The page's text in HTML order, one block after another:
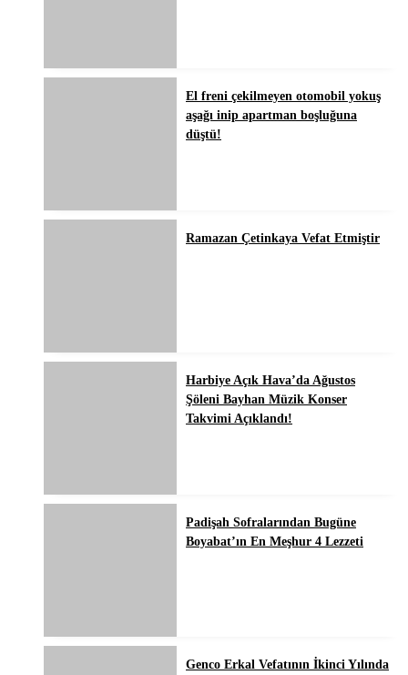
El freni çekilmeyen otomobil yokuş
aşağı inip apartman boşluğuna
düştü!
Ramazan Çetinkaya Vefat Etmiştir
Harbiye Açık Hava’da Ağustos
Şöleni Bayhan Müzik Konser
Takvimi Açıklandı!
Padişah Sofralarından Bugüne
Boyabat’ın En Meşhur 4 Lezzeti
Genco Erkal Vefatının İkinci Yılında